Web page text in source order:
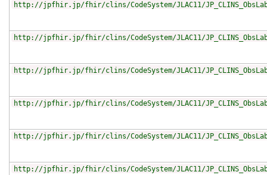
http://jpfhir.jp/fhir/clins/CodeSystem/JLAC11/
http://jpfhir.jp/fhir/clins/CodeSystem/JLAC11/
http://jpfhir.jp/fhir/clins/CodeSystem/JLAC11/
http://jpfhir.jp/fhir/clins/CodeSystem/JLAC11/
http://jpfhir.jp/fhir/clins/CodeSystem/JLAC11/
http://jpfhir.jp/fhir/clins/CodeSystem/JLAC11/